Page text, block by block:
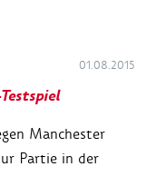
01.08.2015
Manchester
Partie in der